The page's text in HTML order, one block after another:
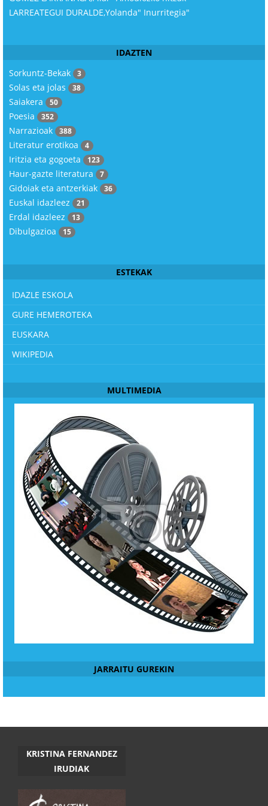
LARREATEGUI DURALDE,Yolanda" Inurritegia"
IDAZTEN
Sorkuntz-Bekak
3
Solas eta jolas 38
Saiakera 50
Poesia 352
Narrazioak 388
Literatur erotikoa 4
Iritzia eta gogoeta 123
Haur-gazte literatura 7
Gidoiak eta antzerkiak 36
Euskal idazleez 21
Erdal idazleez 13
Dibulgazioa 15
ESTEKAK
IDAZLE ESKOLA
GURE HEMEROTEKA
EUSKARA
WIKIPEDIA
MULTIMEDIA
JARRAITU GUREKIN
KRISTINA FERNANDEZ
IRUDIAK